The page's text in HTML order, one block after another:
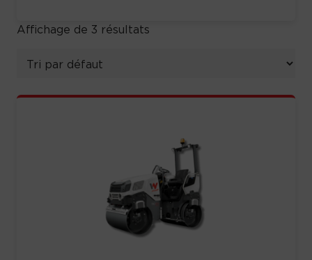
Affichage de 3 résultats